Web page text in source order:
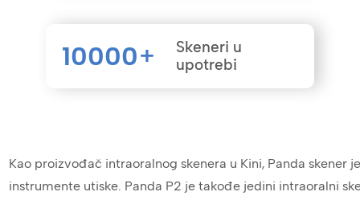
10000+
Skeneri u
upotrebi
Kao proizvođač intraoralnog skenera u Kini, Panda
instrumente utiske. Panda P2 je takođe jedini intraoralni